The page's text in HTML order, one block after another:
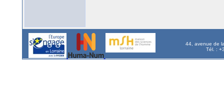
44, avenue de
Tél. :